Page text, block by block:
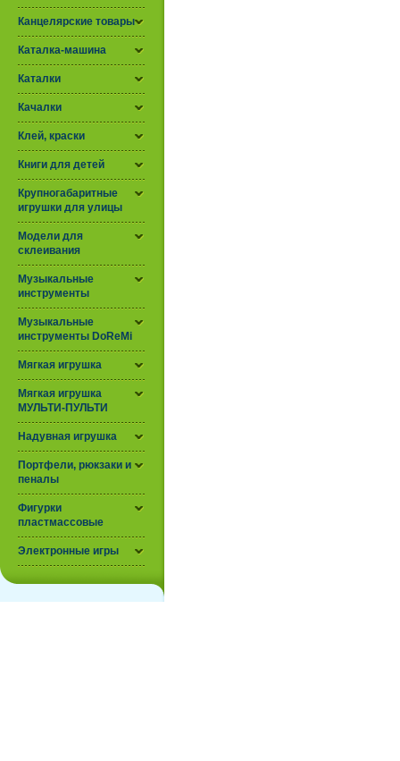
Канцелярские товары
Каталка-машина
Каталки
Качалки
Клей, краски
Книги для детей
Крупногабаритные
игрушки для улицы
Модели для
склеивания
Музыкальные
инструменты
Музыкальные
инструменты DoReMi
Мягкая игрушка
Мягкая игрушка
МУЛЬТИ-ПУЛЬТИ
Надувная игрушка
Портфели, рюкзаки и
пеналы
Фигурки
пластмассовые
Электронные игры